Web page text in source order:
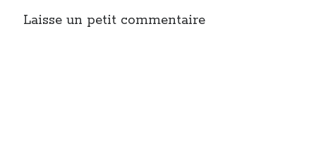
Laisse un petit commentaire